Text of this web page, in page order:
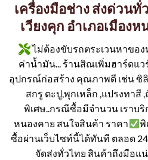
เครื่องมือช่าง ส่งด่วน
เวียงคุก อำเภอเมือง
ไม่ต้องขับรถตระเวนหาของ
ค่าน้ำมัน... ร้านสิณเพิ่มฮาร์ดแ
อุปกรณ์ก่อสร้าง คุณภาพดี เช่น ซิ
สกรู ตะปู,พุกเหล็ก ,แปรงทาสี
พิเศษ..กรณีซื้อมีจำนวน เราบ
หนองคาย สนใจสินค้า ราคา
พิ
ซื้อผ่านเว็บไซท์นี้ได้ทันที ตลอด
จัดส่งทั่วไทย สินค้าถึงมือแ